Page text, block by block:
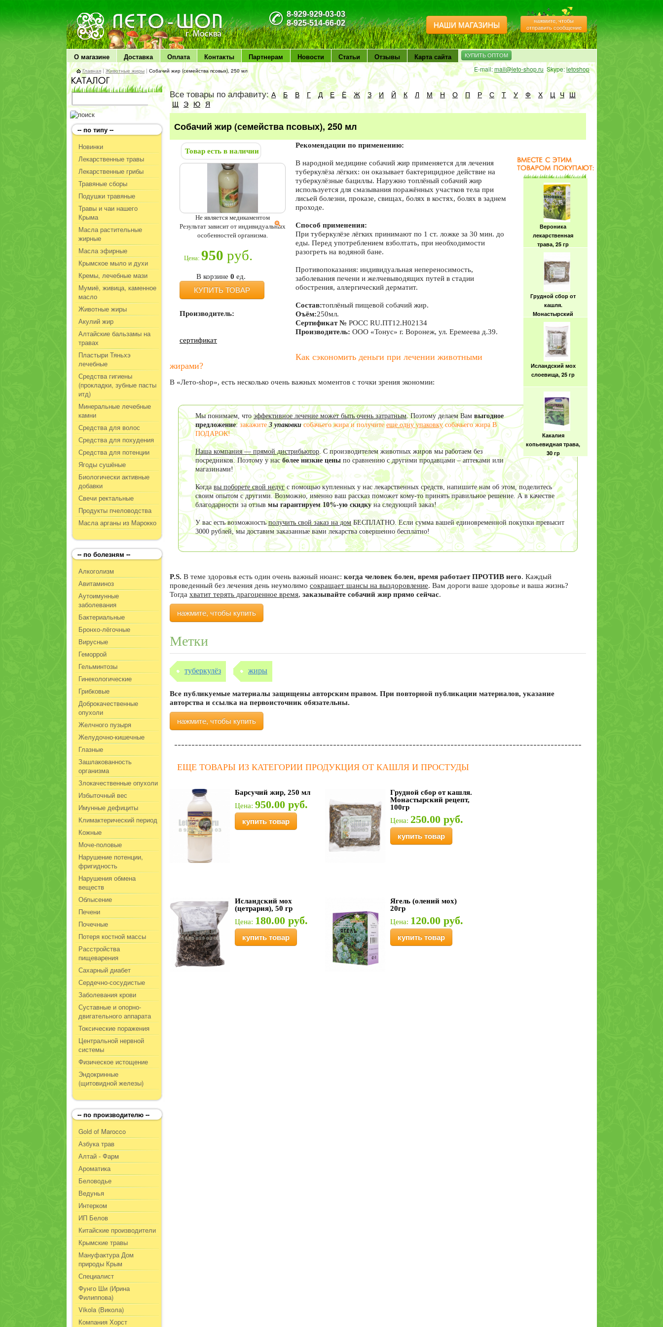
ЛЕТО чудо здоровья
нажмите, чтобы
отправить сообщение
8-929-929-03-03
8-925-514-66-02
НАШИ МАГАЗИНЫ
О магазине Доставка Оплата Контакты Партнерам Новости Статьи Отзывы Карта сайта КУПИТЬ ОПТОМ
E-mail:mail@leto-shop.ru Skype:letoshop
Главная |Животные жиры | Собачий жир (семейства псовых), 250 мл
-- по типу --
Новинки
Лекарственные травы
Лекарственные грибы
Травяные сборы
Подушки травяные
Травы и чаи нашего
Крыма
Масла растительные
жирные
Масла эфирные
Крымское мыло и духи
Кремы, лечебные мази
Мумиё, живица, каменное
масло
Животные жиры
Акулий жир
Алтайские бальзамы на
травах
Пластыри Тяньхэ
лечебные
Средства гигиены
(прокладки, зубные пасты
итд)
Минеральные лечебные
камни
Средства для волос
Средства для похудения
Средства для потенции
Ягоды сушёные
Биологически активные
добавки
Свечи ректальные
Продукты пчеловодства
Масла арганы из Марокко
-- по болезням --
Алкоголизм
Авитаминоз
Аутоимунные
заболевания
Бактериальные
Бронхо-лёгочные
Вирусные
Геморрой
Гельминтозы
Гинекологические
Грибковые
Доброкачественные
опухоли
Желчного пузыря
Желудочно-кишечные
Глазные
Зашлакованность
организма
Злокачественные опухоли
Избыточный вес
Имунные дефициты
Климактерический период
Кожные
Моче-половые
Нарушение потенции,
фригидность
Нарушения обмена
веществ
Облысение
Печени
Почечные
Потеря костной массы
Расстройства
пищеварения
Сахарный диабет
Сердечно-сосудистые
Заболевания крови
Суставные и опорно-
двигательного аппарата
Токсические поражения
Центральной нервной
системы
Физическое истощение
Эндокринные
(щитовидной железы)
-- по производителю --
Gold of Marocco
Азбука трав
Алтай - Фарм
Ароматика
Беловодье
Ведунья
Интерком
ИП Белов
Китайские производители
Крымские травы
Мануфактура Дом
природы Крым
Специалист
Фунго Ши (Ирина
Филиппова)
Vikola (Викола)
Компания Хорст
Все товары по алфавиту:А Б В Г Д Е Ё Ж З И Й К Л М Н О П Р С Т У Ф Х Ц Ч Ш
Щ Э Ю Я
Собачий жир (семейства псовых), 250 мл
Чабрец трава чай
20ф/п по 1,5гр
Шлемник корень 25
гр
Барсучий жир, 250
мл
Вероника
лекарственная
трава, 25 гр
Грудной сбор от
кашля.
Монастырский
рецепт, 100гр
Исландский мох
слоевища, 25 гр
Какалия
копьевидная трава,
30 гр
Коровяк (медвежье
ухо) трава, 30 гр
Медвежий жир, 250
мл
гр
Товар есть в наличии
Не является медикаментом
Результат зависит от индивидуальных
особенностей организма.
Цена: 950 руб.
В корзине 0 ед.
КУПИТЬ ТОВАР
Производитель:
сертификат
Рекомендации по применению:
В народной медицине собачий жир применяется для лечения
туберкулёза лёгких: он оказывает бактерицидное действие на
туберкулёзные бациллы. Наружно топлёный собачий жир
используется для смазывания поражённых участков тела при
лисьей болезни, проказе, свищах, болях в костях, болях в заднем
проходе.
Способ применения:
При туберкулёзе лёгких принимают по 1 ст. ложке за 30 мин. до
еды. Перед употреблением взболтать, при необходимости
разогреть на водяной бане.
Противопоказания: индивидуальная непереносимость,
заболевания печени и желчевыводящих путей в стадии
обострения, аллергический дерматит.
Состав:топлёный пищевой собачий жир.
Оъём:250мл.
Сертификат № РОСС RU.ПТ12.Н02134
Производитель: ООО «Тонус» г. Воронеж, ул. Еремеева д.39.
Как сэкономить деньги при лечении животными
жирами?
В «Лето-shop», есть несколько очень важных моментов с точки зрения экономии:
Мы понимаем, чтоэффективное лечение может быть очень затратным. Поэтому делаем Вам выгодное
предложение: закажите3 упаковкисобачьего жира и получитееще одну упаковкусобачьего жира В
ПОДАРОК!
Наша компания — прямой дистрибьютор. С производителем животных жиров мы работаем без
посредников. Поэтому у насболее низкие цены по сравнению с другими продавцами – аптеками или
магазинами!
Когдавы поборете свой недугс помощью купленных у нас лекарственных средств, напишите нам об этом, поделитесь
своим опытом с другими. Возможно, именно ваш рассказ поможет кому-то принять правильное решение. А в качестве
благодарности за отзыв мы гарантируем 10%-ую скидкуна следующий заказ!
У вас есть возможностьполучить свой заказ на домБЕСПЛАТНО. Если сумма вашей единовременной покупки превысит
3000 рублей, мы доставим заказанные вами лекарства совершенно бесплатно!
P.S. В теме здоровья есть один очень важный нюанс: когда человек болен, время работает ПРОТИВ него. Каждый
проведенный без лечения день неумолимо сокращает шансы на выздоровление. Вам дороги ваше здоровье и ваша жизнь?
Тогда хватит терять драгоценное время, заказывайте собачий жир прямо сейчас.
нажмите, чтобы купить
Метки
туберкулёз жиры
Все публикуемые материалы защищены авторским правом. При повторной публикации материалов, указание
авторства и ссылка на первоисточник обязательны.
нажмите, чтобы купить
ЕЩЕ ТОВАРЫ ИЗ КАТЕГОРИИ ПРОДУКЦИЯ ОТ КАШЛЯ И ПРОСТУДЫ
Барсучий жир, 250 мл
Цена: 950.00 руб.
купить товар
Грудной сбор от кашля.
Монастырский рецепт,
100гр
Цена: 250.00 руб.
купить товар
Исландский мох
(цетрария), 50 гр
Цена: 180.00 руб.
купить товар
Ягель (олений мох)
20гр
Цена: 120.00 руб.
купить товар